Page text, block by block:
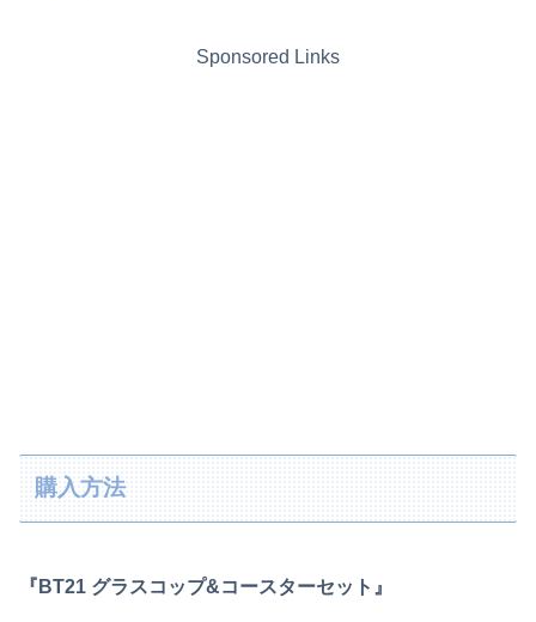
Sponsored Links
購入方法
『BT21 グラスコップ&コースターセット』